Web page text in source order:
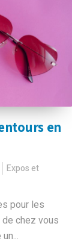
en
Expos et
pour les
chez vous